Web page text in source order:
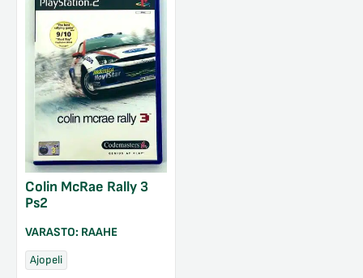
Colin McRae Rally 3
Ps2
VARASTO: RAAHE
Ajopeli